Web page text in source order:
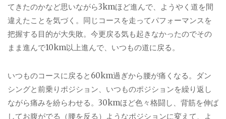
てきたのかなど思いながら3kmほど進んで、ようやく道を間
違えたことを気づく。同じコースを走ってパフォーマンスを
把握する目的が大失敗。今更戻る気も起きなかったのでその
まま進んで10km以上進んで、いつもの道に戻る。
いつものコースに戻ると 60km過ぎから腰が痛くなる。ダン
シングと前乗りポジション、いつものポジションを繰り返し
ながら痛みを紛らわせる。 30kmほど色々格闘し、背筋を伸ば
してお腹がでる（腰を反る）ようなポジションに変えて、よ